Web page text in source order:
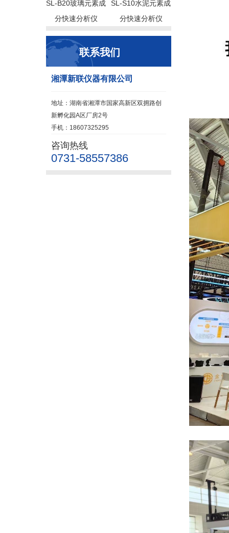
SL-B20玻璃元素成
分快速分析仪
SL-S10水泥元素成
分快速分析仪
联系我们
湘潭新联仪器有限公司
地址：湖南省湘潭市国家高新区双拥路创
新孵化园A区厂房2号
手机：18607325295
咨询热线
0731-58557386